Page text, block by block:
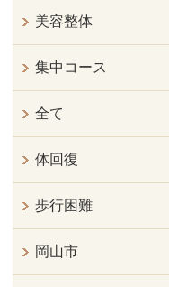
美容整体
集中コース
全て
体回復
歩行困難
岡山市